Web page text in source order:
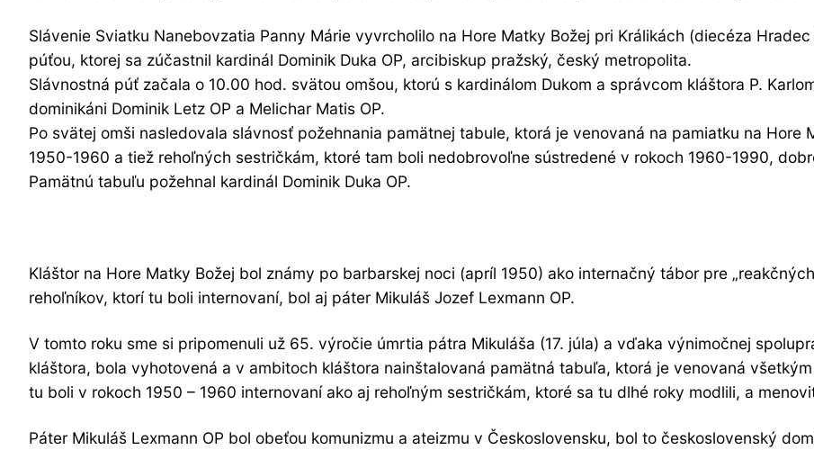
Slávenie Sviatku Nanebovzatia Panny Márie vyvrcholilo na Hore Matky Božej pri Králikách (diecéza
púťou, ktorej sa zúčastnil kardinál Dominik Duka OP, arcibiskup pražský, český metropolita.
Slávnostná púť začala o 10.00 hod. svätou omšou, ktorú s kardinálom Dukom a správcom kláštora P.
dominikáni Dominik Letz OP a Melichar Matis OP.
Po svätej omši nasledovala slávnosť požehnania pamätnej tabule, ktorá je venovaná na pamiatku na Hore
1950-1960 a tiež rehoľných sestričkám, ktoré tam boli nedobrovoľne sústredené v rokoch 1960-1990,
Pamätnú tabuľu požehnal kardinál Dominik Duka OP.
Kláštor na Hore Matky Božej bol známy po barbarskej noci (apríl 1950) ako internačný tábor pre
rehoľníkov, ktorí tu boli internovaní, bol aj páter Mikuláš Jozef Lexmann OP.
V tomto roku sme si pripomenuli už 65. výročie úmrtia pátra Mikuláša (17. júla) a vďaka výnimočnej
kláštora, bola vyhotovená a v ambitoch kláštora nainštalovaná pamätná tabuľa, ktorá je venovaná
tu boli v rokoch 1950 – 1960 internovaní ako aj rehoľným sestričkám, ktoré sa tu dlhé roky modlili, a
Páter Mikuláš Lexmann OP bol obeťou komunizmu a ateizmu v Československu, bol to československý